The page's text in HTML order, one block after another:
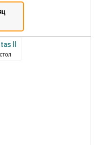
II